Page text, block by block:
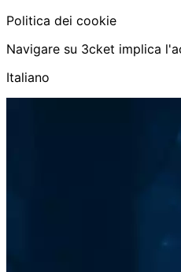
Politica dei cookie
Navigare su 3cket implica
Italiano